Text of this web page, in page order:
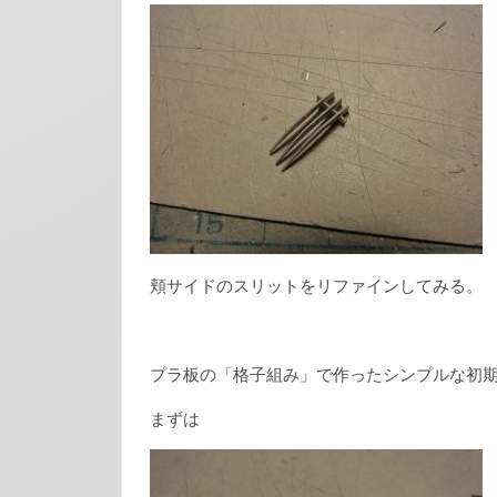
頬サイドのスリットをリファインしてみる。
プラ板の「格子組み」で作ったシンプルな初
まずは